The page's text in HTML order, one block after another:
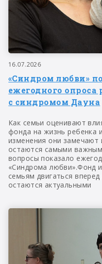
16.07.2026
«Синдром любви»
ежегодного опроса
с синдромом Дауна
Как семьи оценивают
фонда на жизнь ребенка
изменения они замечают
остаются самыми
вопросы показало
«Синдрома любви».Фонд
семьям двигаться вперед
остаются актуальными